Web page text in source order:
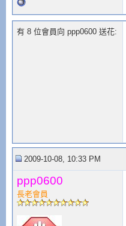
有 8 位會員向 ppp0600 送花:
2009-10-08, 10:33 PM
ppp0600
長老會員